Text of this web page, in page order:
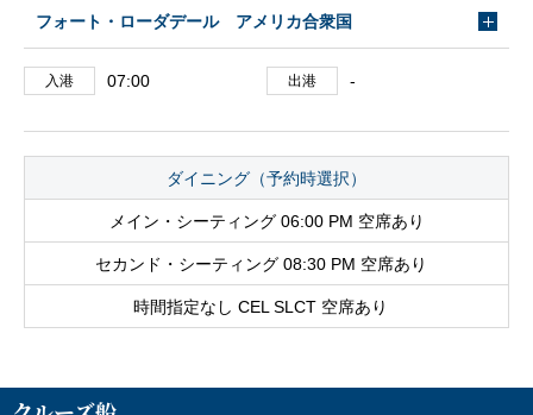
フォート・ローダデール アメリカ合衆国
入港 07:00 出港 -
ダイニング（予約時選択）
メイン・シーティング 06:00 PM 空席あり
セカンド・シーティング 08:30 PM 空席あり
時間指定なし CEL SLCT 空席あり